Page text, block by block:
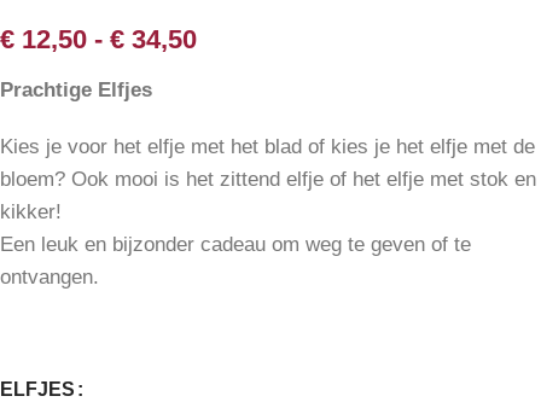
€ 12,50 - € 34,50
Prachtige Elfjes
Kies je voor het elfje met het blad of kies je het elfje met de
bloem? Ook mooi is het zittend elfje of het elfje met stok en
kikker!
Een leuk en bijzonder cadeau om weg te geven of te
ontvangen.
ELFJES